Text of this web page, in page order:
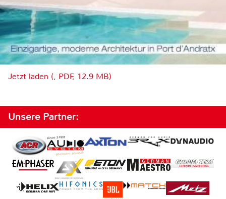
Jetzt laden (, PDF, 12.9 MB)
Unsere Partner: